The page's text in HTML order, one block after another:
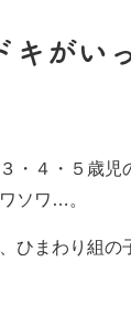
キがい
・４・５歳
ソワ…。
ひまわり組の